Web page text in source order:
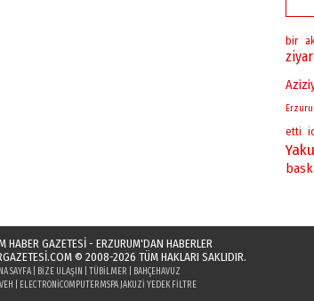
bir
etti
HABER GAZETESİ - ERZURUM'DAN HABERLER
© 2008-2026 TÜM HAKLARI SAKLIDIR.
SAYFA| BIZE ULAŞIN TÜBILMER
BAHÇEHAVUZ
ELECTRONICOMPUTERMSPA JAKUZI YEDEK FILTRE